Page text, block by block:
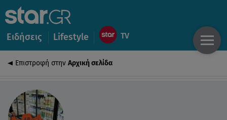
Ειδήσεις Lifestyle
Επιστροφή στην Αρχική σελίδα